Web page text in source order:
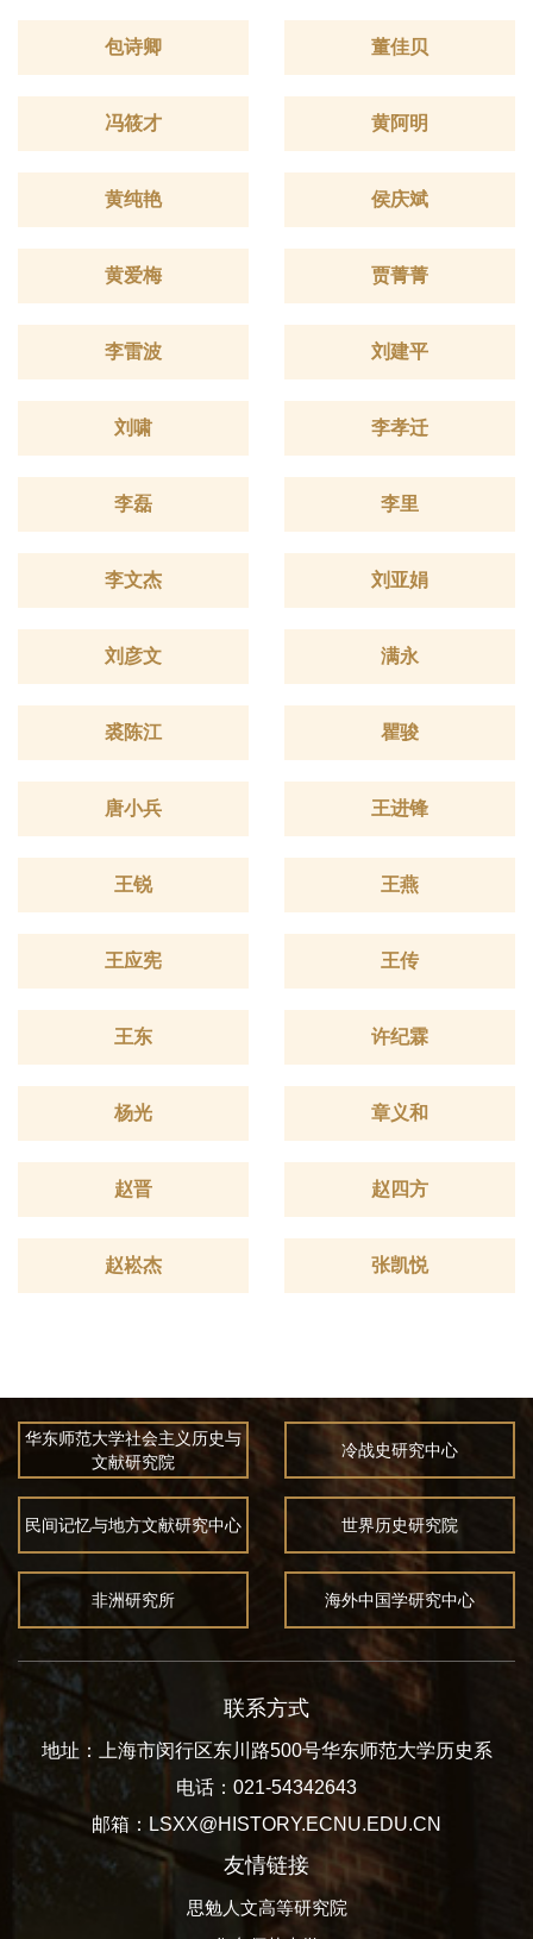
包诗卿 董佳贝
冯筱才 黄阿明
黄纯艳 侯庆斌
黄爱梅 贾菁菁
李雷波 刘建平
刘啸 李孝迁
李磊 李里
李文杰 刘亚娟
刘彦文 满永
裘陈江 瞿骏
唐小兵 王进锋
王锐 王燕
王应宪 王传
王东 许纪霖
杨光 章义和
赵晋 赵四方
赵崧杰 张凯悦
华东师范大学社会主义历史与
文献研究院
冷战史研究中心
民间记忆与地方文献研究中心 世界历史研究院
非洲研究所 海外中国学研究中心
联系方式
地址：上海市闵行区东川路500号华东师范大学历史系
电话：021-54342643
邮箱：LSXX@HISTORY.ECNU.EDU.CN
友情链接
思勉人文高等研究院